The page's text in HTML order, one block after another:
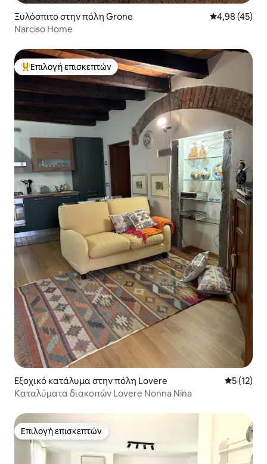
Ξυλόσπιτο στην πόλη Grone Μέση
4,98 (45)
Narciso Home
Κορυφαία επιλογή επισκεπτών
Επιλογή επισκεπτών
Εξοχικό κατάλυμα στην πόλη Lovere Μέση
5 (12)
Καταλύματα διακοπών Lovere Nonna Nina
Επιλογή επισκεπτών
Επιλογή επισκεπτών